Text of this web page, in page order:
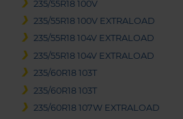
235/55R18 100V
235/55R18 100V EXTRALOAD
235/55R18 104V EXTRALOAD
235/55R18 104V EXTRALOAD
235/60R18 103T
235/60R18 103T
235/60R18 107W EXTRALOAD